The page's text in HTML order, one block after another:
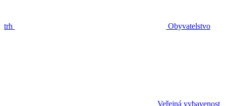
trh Obyvatelstvo
Veřejná vybavenost